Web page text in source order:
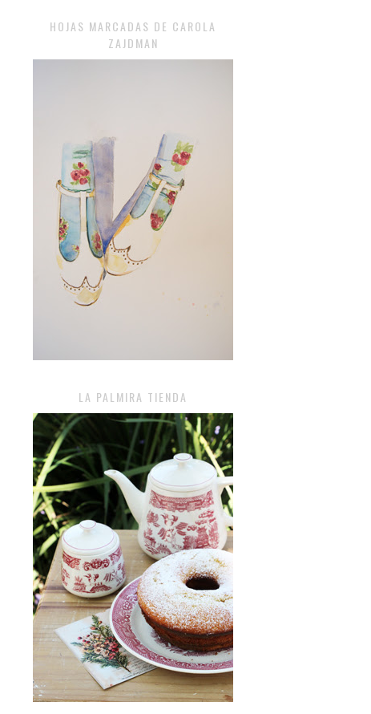
HOJAS MARCADAS DE CAROLA
ZAJDMAN
LA PALMIRA TIENDA